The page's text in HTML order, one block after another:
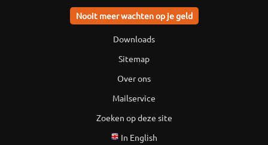
Nooit meer wachten op je geld
Downloads
Sitemap
Over ons
Mailservice
Zoeken op deze site
In English